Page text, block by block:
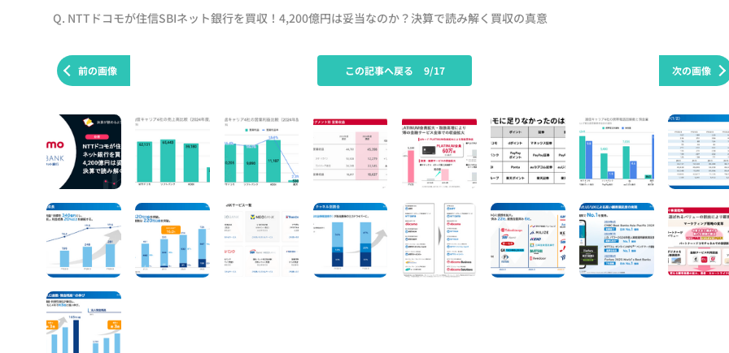
Q. NTTドコモが住信SBIネット銀行を買収！4,200億円は妥当なのか？決算で読み解く買収の真意
前の画像 次の画像
この記事へ戻る 9/17